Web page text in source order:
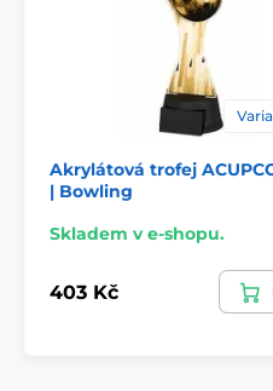
Akrylátová trofej
| Bowling
Skladem v e-shopu.
403 Kč